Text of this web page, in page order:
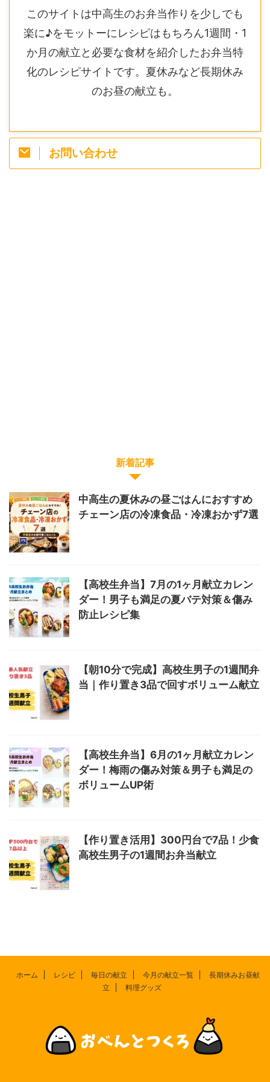
このサイトは中高生のお弁当作りを少しでも
楽に♪をモットーにレシピはもちろん1週間・1
か月の献立と必要な食材を紹介したお弁当特
化のレシピサイトです。夏休みなど長期休み
のお昼の献立も。
お問い合わせ
新着記事
中高生の夏休みの昼ごはんにおすすめ
チェーン店の冷凍食品・冷凍おかず7選
【高校生弁当】7月の1ヶ月献立カレン
ダー！男子も満足の夏バテ対策＆傷み
防止レシピ集
【朝10分で完成】高校生男子の1週間弁
当｜作り置き3品で回すボリューム献立
【高校生弁当】6月の1ヶ月献立カレン
ダー！梅雨の傷み対策＆男子も満足の
ボリュームUP術
【作り置き活用】300円台で7品！少食
高校生男子の1週間お弁当献立
ホーム レシピ 毎日の献立 今月の献立一覧
長期休みお昼献
立
料理グッズ